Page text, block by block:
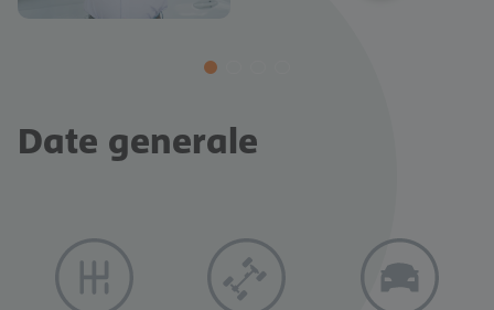
Date generale